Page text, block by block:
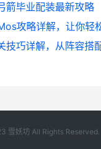
箭毕业配装最新攻略
雪妖坊 All Rights Reserved.